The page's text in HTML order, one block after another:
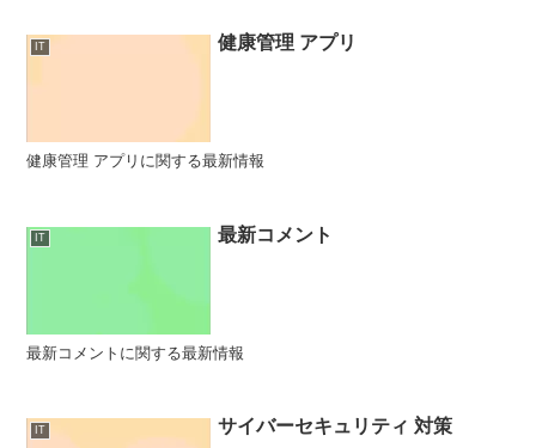
IT 健康管理 アプリ
健康管理 アプリに関する最新情報
IT 最新コメント
最新コメントに関する最新情報
IT サイバーセキュリティ 対策